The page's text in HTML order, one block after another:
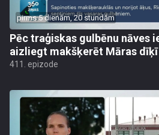
pirms 5 dienām, 20 stundām
Pēc traģiskas gulbēnu nāves
aizliegt makšķerēt Māras dīķī
411. epizode